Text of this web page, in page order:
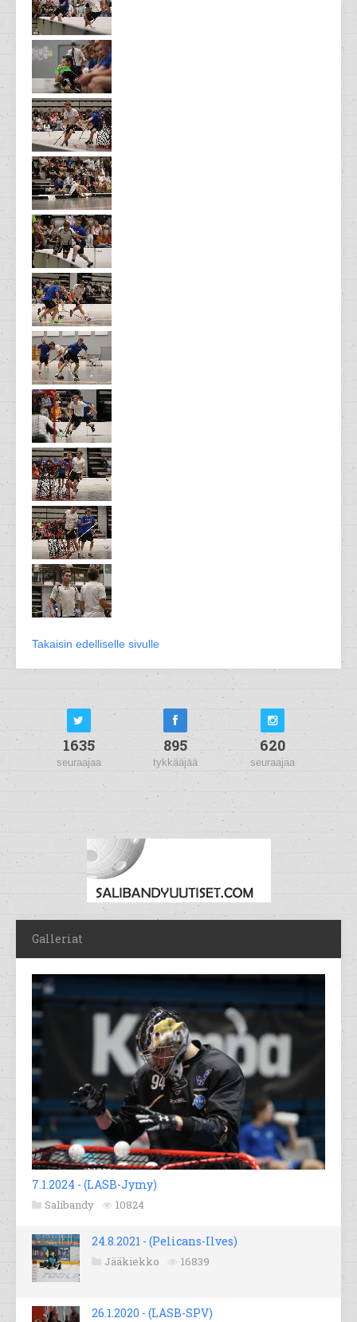
Takaisin edelliselle sivulle
1635
seuraajaa
895
tykkääjää
620
seuraajaa
Galleriat
7.1.2024 - (LASB-Jymy)
Salibandy 10824
24.8.2021 - (Pelicans-Ilves)
Jääkiekko 16839
26.1.2020 - (LASB-SPV)